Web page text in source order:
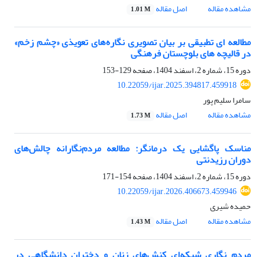
مشاهده مقاله
اصل مقاله 1.01 M
مطالعه ای تطبیقی بر بیان تصویری نگاره‌های تعویذی «چشم زخم»
در قالیچه های بلوچستان فرهنگی
دوره 15، شماره 2، اسفند 1404، صفحه
129-153
10.22059/ijar.2025.394817.459918
سامرا سلیم پور
مشاهده مقاله
اصل مقاله 1.73 M
مناسک پاگشایی یک درمانگر: مطالعه مردم‌نگارانه چالش‌های
دوران رزیدنتی
دوره 15، شماره 2، اسفند 1404، صفحه
154-171
10.22059/ijar.2026.406673.459946
حمیده شیری
مشاهده مقاله
اصل مقاله 1.43 M